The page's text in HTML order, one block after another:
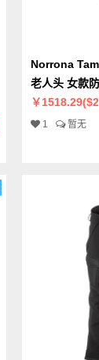
Norrona
老人头 女款
￥
1 暂无